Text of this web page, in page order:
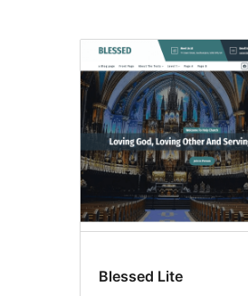
वाणिज्यिक
थीम्स
Blessed Lite